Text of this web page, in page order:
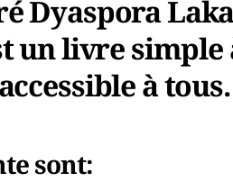
Dyaspora
un livre
à
sont: